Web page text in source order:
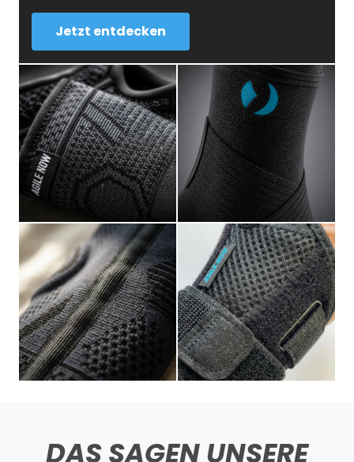
Jetzt entdecken
DAS SAGEN UNSERE